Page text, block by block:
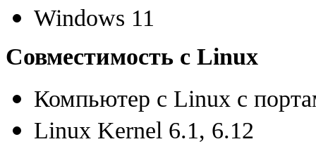
Windows 11
Совместимость с Linux
Компьютер с Linux с
Linux Kernel 6.1, 6.12